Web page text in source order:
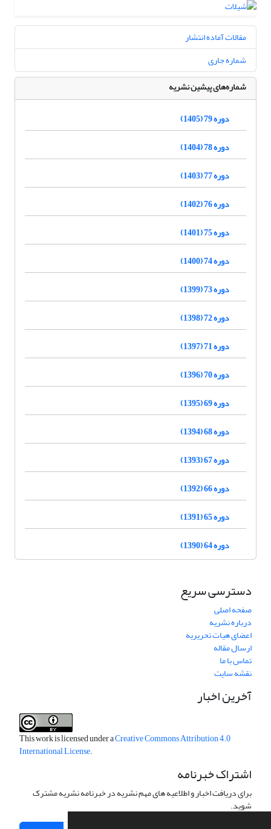
مقالات آماده انتشار
شماره جاری
شماره‌های پیشین نشریه
دوره 79 (1405)
دوره 78 (1404)
دوره 77 (1403)
دوره 76 (1402)
دوره 75 (1401)
دوره 74 (1400)
دوره 73 (1399)
دوره 72 (1398)
دوره 71 (1397)
دوره 70 (1396)
دوره 69 (1395)
دوره 68 (1394)
دوره 67 (1393)
دوره 66 (1392)
دوره 65 (1391)
دوره 64 (1390)
دسترسی سریع
صفحه اصلی
درباره نشریه
اعضای هیات تحریریه
ارسال مقاله
تماس با ما
نقشه سایت
آخرین اخبار
This work is licensed under aCreative Commons Attribution 4.0
International License.
اشتراک خبرنامه
برای دریافت اخبار و اطلاعیه های مهم نشریه در خبرنامه نشریه مشترک
شوید.